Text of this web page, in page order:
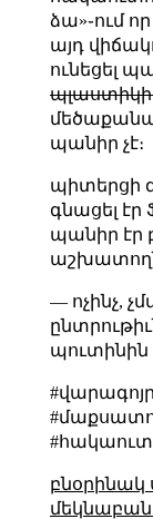
ձա»֊ում
այդ
ունեցել
պանիր չէ։
պիտերցի
գնացել էր
պանիր էր
— ոչինչ,
պուտինին
բնօրինակ